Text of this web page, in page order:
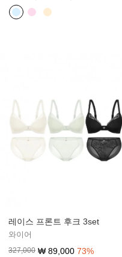
레이스 프론트 후크 3set
와이어
327,000 ₩ 89,000 73%